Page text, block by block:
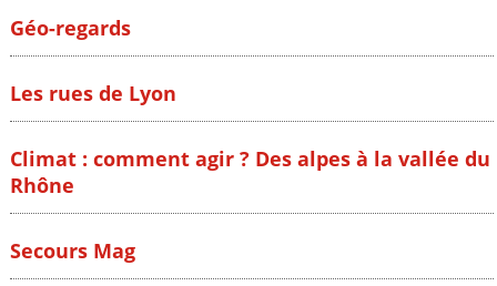
Géo-regards
Les rues de Lyon
Climat : comment agir ? Des alpes à la vallée du
Rhône
Secours Mag